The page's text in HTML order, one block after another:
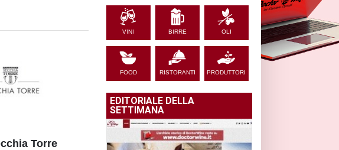
Torre
VINI BIRRE OLI
FOOD RISTORANTI PRODUTTORI
EDITORIALE DELLA
SETTIMANA